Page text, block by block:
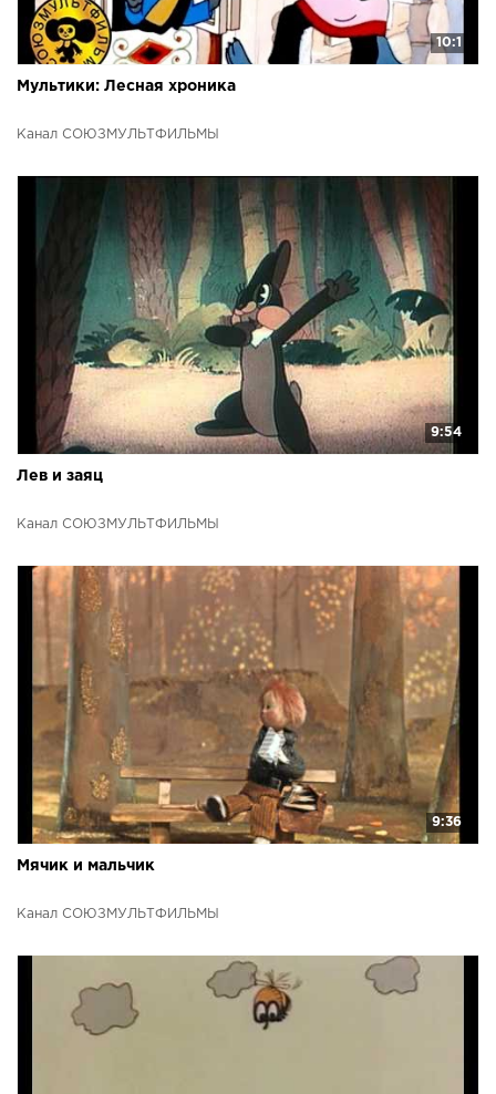
10:1
Мультики: Лесная хроника
Канал СОЮЗМУЛЬТФИЛЬМЫ
9:54
Лев и заяц
Канал СОЮЗМУЛЬТФИЛЬМЫ
9:36
Мячик и мальчик
Канал СОЮЗМУЛЬТФИЛЬМЫ